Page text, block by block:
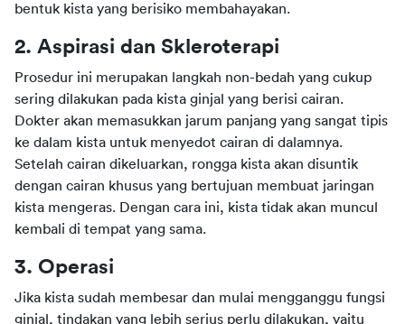
bentuk kista yang berisiko membahayakan.
2. Aspirasi dan Skleroterapi
Prosedur ini merupakan langkah non-bedah yang cukup
sering dilakukan pada kista ginjal yang berisi cairan.
Dokter akan memasukkan jarum panjang yang sangat tipis
ke dalam kista untuk menyedot cairan di dalamnya.
Setelah cairan dikeluarkan, rongga kista akan disuntik
dengan cairan khusus yang bertujuan membuat jaringan
kista mengeras. Dengan cara ini, kista tidak akan muncul
kembali di tempat yang sama.
3. Operasi
Jika kista sudah membesar dan mulai mengganggu fungsi
ginjal, tindakan yang lebih serius perlu dilakukan, yaitu